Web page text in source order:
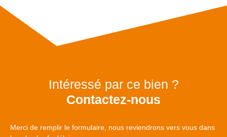
Intéressé par ce bien ?
Contactez-nous
Merci de remplir le formulaire, nous reviendrons vers vous dans